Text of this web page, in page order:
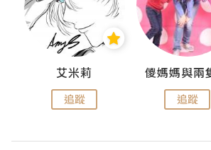
艾米莉
追蹤 追蹤